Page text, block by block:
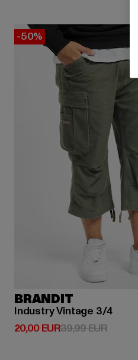
-50%
BRANDIT
Industry Vintage 3/4
20,00 EUR
Prix courant: 20,00 EUR
39,99 EURPrix